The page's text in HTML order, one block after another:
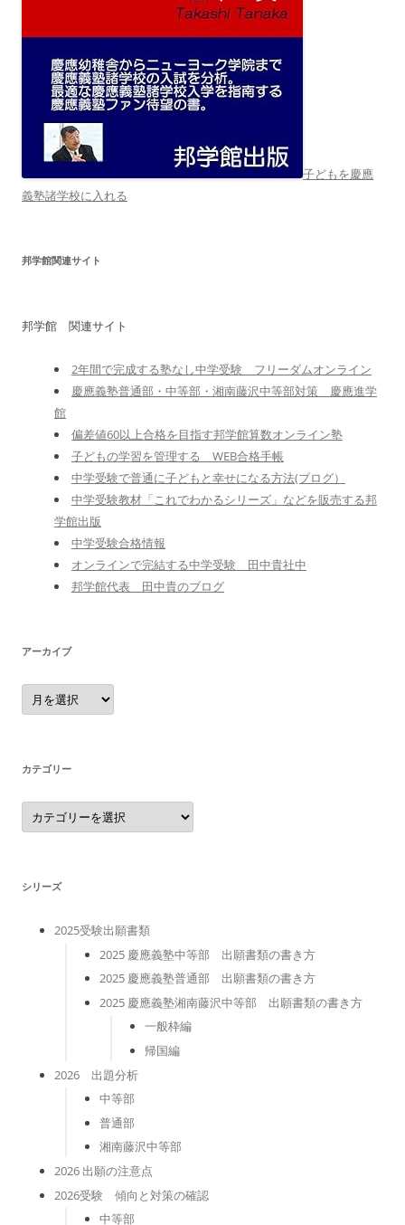
子どもを慶應
義塾諸学校に入れる
邦学館関連サイト
邦学館 関連サイト
2年間で完成する塾なし中学受験 フリーダムオンライン
慶應義塾普通部・中等部・湘南藤沢中等部対策 慶應進学
館
偏差値60以上合格を目指す邦学館算数オンライン塾
子どもの学習を管理する WEB合格手帳
中学受験で普通に子どもと幸せになる方法(ブログ）
中学受験教材「これでわかるシリーズ」などを販売する邦
学館出版
中学受験合格情報
オンラインで完結する中学受験 田中貴社中
邦学館代表 田中貴のブログ
アーカイブ
ア
ー
カ
カテゴリー
カ
テ
ゴ
シリーズ
2025受験出願書類
2025 慶應義塾中等部 出願書類の書き方
2025 慶應義塾普通部 出願書類の書き方
2025 慶應義塾湘南藤沢中等部 出願書類の書き方
一般枠編
帰国編
2026 出題分析
中等部
普通部
湘南藤沢中等部
2026 出願の注意点
2026受験 傾向と対策の確認
中等部